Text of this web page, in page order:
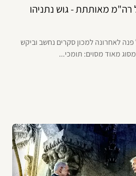
רה"מ מאותתת - גוש נתניהו
פנה לאחרונה למכון סקרים נחשב וביקש
מאוד מסוים: תומכי...